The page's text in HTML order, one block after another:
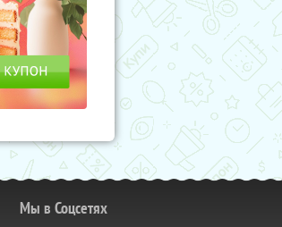
Мы в Соцсетях